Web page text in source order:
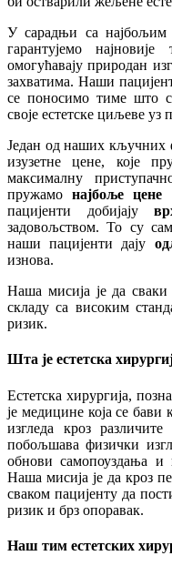
У сарадњи са најбољим
гарантујемо
омогућавају природан
захватима. Наши
се поносимо тиме што
своје естетске циљеве
Један од наших кључних
изузетне цене, које
максималну
пружамонајбоље цене
пацијенти добијају
задовољством. То су
наши пацијенти дају
изнова.
Наша мисија је да
складу са високим
ризик.
Шта је естетска
Естетска хирургија,
је медицине која се
изгледа кроз
побољшава физички
обнови самопоуздања и
Наша мисија је да кроз
сваком пацијенту да
ризик и брз опоравак.
Наш тим естетских